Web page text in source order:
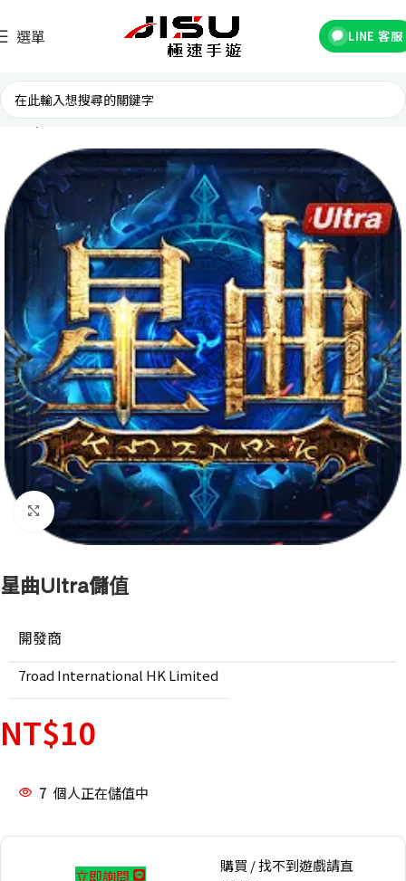
選單 LINE 客服
首頁 台灣遊戲
點擊放大
星曲Ultra儲值
開發商
7road International HK Limited
NT$10
7 個人正在儲值中
立即詢問
購買 / 找不到遊戲請直